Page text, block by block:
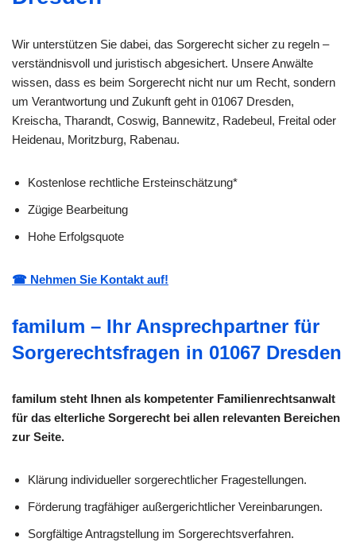
Wir unterstützen Sie dabei, das Sorgerecht sicher zu regeln –
verständnisvoll und juristisch abgesichert. Unsere Anwälte
wissen, dass es beim Sorgerecht nicht nur um Recht, sondern
um Verantwortung und Zukunft geht in 01067 Dresden,
Kreischa, Tharandt, Coswig, Bannewitz, Radebeul, Freital oder
Heidenau, Moritzburg, Rabenau.
Kostenlose rechtliche Ersteinschätzung*
Zügige Bearbeitung
Hohe Erfolgsquote
☎ Nehmen Sie Kontakt auf!
familum – Ihr Ansprechpartner für
Sorgerechtsfragen in 01067 Dresden
familum steht Ihnen als kompetenter Familienrechtsanwalt
für das elterliche Sorgerecht bei allen relevanten Bereichen
zur Seite.
Klärung individueller sorge­rechtlicher Fragestellungen.
Förderung tragfähiger außergerichtlicher Vereinbarungen.
Sorgfältige Antragstellung im Sorgerechtsverfahren.